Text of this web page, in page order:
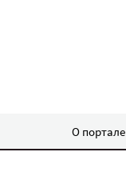
О портале